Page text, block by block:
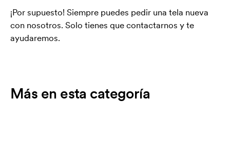
¡Por supuesto! Siempre puedes pedir una tela nueva
con nosotros. Solo tienes que contactarnos y te
ayudaremos.
Más en esta categoría